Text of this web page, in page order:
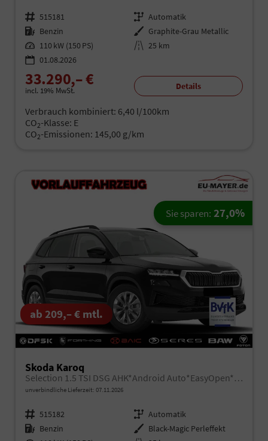
Fahrzeugnr. 515181 Getriebe Automatik
Kraftstoff Benzin Außenfarbe Graphite-Grau Metallic
Leistung 110 kW (150 PS) Kilometerstand 25 km
01.08.2026
33.290,– €
incl. 19% MwSt. Details
Verbrauch kombiniert: 6,40 l/100km
CO2-Klasse: E
CO2-Emissionen: 145,00 g/km
ab 209,– € mtl.
Skoda Karoq
Selection 1.5 TSI DSG AHK*Android Auto*EasyOpen*ACC*SHZ*Kamera*Keyless*PDC v/h*Klimaauto*SUNSET*LED
unverbindliche Lieferzeit: 07.11.2026
Fahrzeugnr. 515182 Getriebe Automatik
Kraftstoff Benzin Außenfarbe Black-Magic Perleffekt
Sie sparen: 27,0%